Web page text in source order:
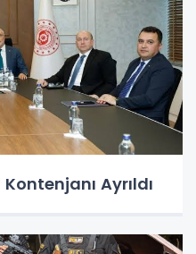
Ayrıldı